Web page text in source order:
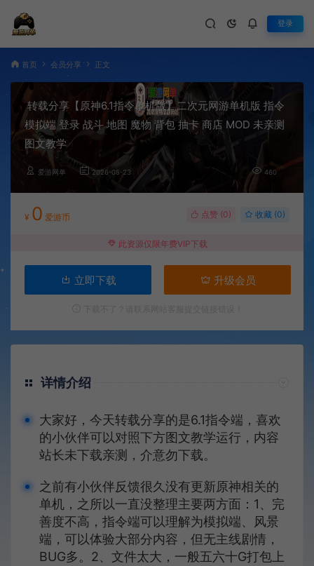
登录
首页 会员分享 正文
转载分享【原神6.1指令单机版】二次元网游单机版 指令
模拟端 登录 战斗 地图 魔物 背包 抽卡 商店 MOD 未亲测
图文教学
爱游网单 2026-05-23 460
¥ 0 爱游币 点赞 (0) 收藏 (0)
此资源仅限年费VIP下载
立即下载 升级会员
详情介绍
大家好，今天转载分享的是6.1指令端，喜欢
的小伙伴可以对照下方图文教学运行，内容
站长未下载亲测，介意勿下载。
之前有小伙伴反馈很久没有更新原神相关的
单机，之所以一直没整理主要两方面：1、完
善度不高，指令端可以理解为模拟端、风景
端，可以体验大部分内容，但无主线剧情，
BUG多。2、文件太大，一般五六十G打包上